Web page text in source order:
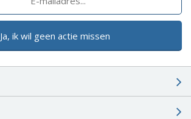
Ja, ik wil geen actie missen